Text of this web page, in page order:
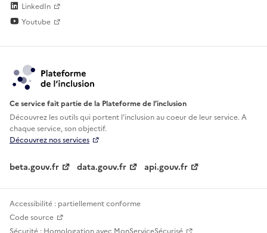
LinkedIn
Youtube
Ce service fait partie de la Plateforme de l’inclusion
Découvrez les outils qui portent l'inclusion aucoeur de leur service. A
chaque service, son objectif.
Découvrez nos services
beta.gouv.fr data.gouv.fr api.gouv.fr
Accessibilité : partiellement conforme
Code source